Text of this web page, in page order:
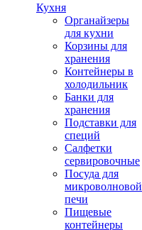
Кухня
Органайзеры
для кухни
Корзины для
хранения
Контейнеры в
холодильник
Банки для
хранения
Подставки для
специй
Салфетки
сервировочные
Посуда для
микроволновой
печи
Пищевые
контейнеры